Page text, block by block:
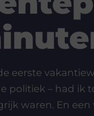
eerste
politiek – had ik
waren. En